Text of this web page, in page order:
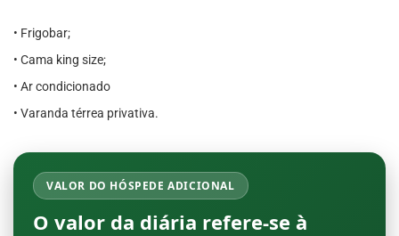
• Frigobar;
• Cama king size;
• ⁠Ar condicionado
• Varanda térrea privativa.
VALOR DO HÓSPEDE ADICIONAL
O valor da diária refere-se à